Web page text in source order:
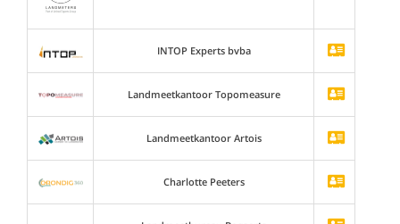
INTOP Experts bvba
Landmeetkantoor Topomeasure
Landmeetkantoor Artois
Charlotte Peeters